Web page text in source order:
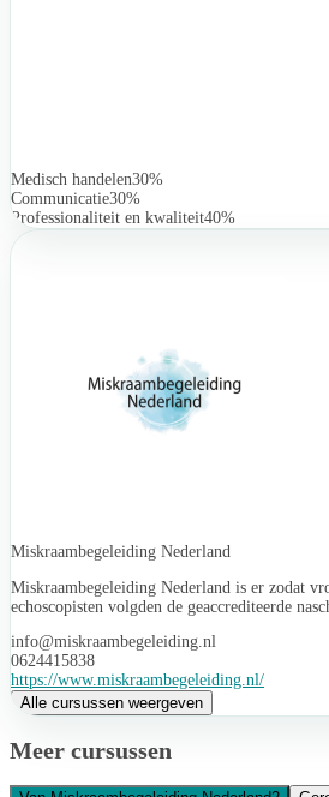
Medisch handelen30%
Communicatie30%
Professionaliteit en kwaliteit40%
Miskraambegeleiding Nederland
Miskraambegeleiding Nederland is er zodat
echoscopisten volgden de geaccrediteerde
info@miskraambegeleiding.nl
0624415838
https://www.miskraambegeleiding.nl/
Alle cursussen weergeven
Meer cursussen